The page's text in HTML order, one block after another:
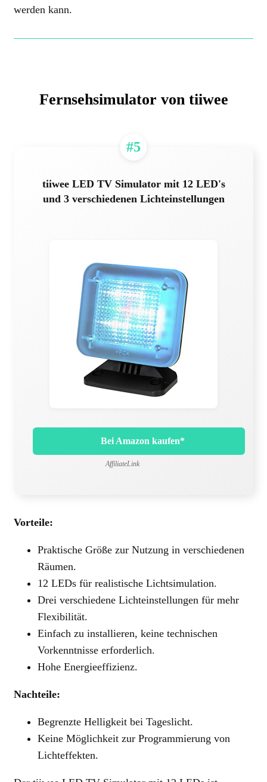
werden kann.
Fernsehsimulator von tiiwee
#5
tiiwee LED TV Simulator mit 12 LED's
und 3 verschiedenen Lichteinstellungen
Bei Amazon kaufen*
AffiliateLink
Vorteile:
Praktische Größe zur Nutzung in verschiedenen
Räumen.
12 LEDs für realistische Lichtsimulation.
Drei verschiedene Lichteinstellungen für mehr
Flexibilität.
Einfach zu installieren, keine technischen
Vorkenntnisse erforderlich.
Hohe Energieeffizienz.
Nachteile:
Begrenzte Helligkeit bei Tageslicht.
Keine Möglichkeit zur Programmierung von
Lichteffekten.